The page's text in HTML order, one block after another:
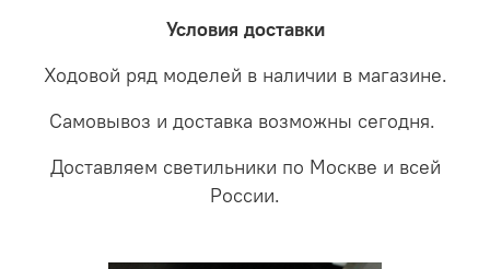
Условия доставки
Ходовой ряд моделей в наличии в магазине.
Самовывоз и доставка возможны сегодня.
Доставляем светильники по Москве и всей
России.